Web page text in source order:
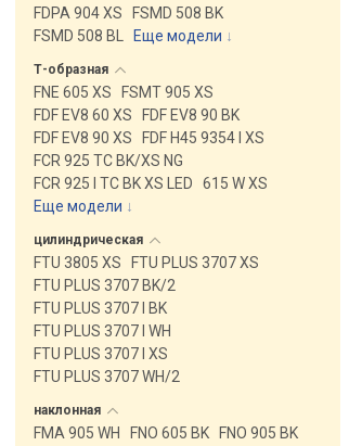
Falmec Light 120/500 Isola
от 93 900 грн.
модерн (необычный дизайн),
поток: 500 м³/ч, ширина
123.1 см
сравнить
от 92 900 грн.
поток: 500 м³/ч,
FDPA 904 XS
FSMD 508 BK
FSMD 508 BL
Еще модели ↓
Т-образная
FNE 605 XS
FSMT 905 XS
FDF EV8 60 XS
FDF EV8 90 BK
FDF EV8 90 XS
FDF H45 9354 I XS
FCR 925 TC BK/XS NG
FCR 925 I TC BK XS LED
615 W XS
Еще модели ↓
цилиндрическая
FTU 3805 XS
FTU PLUS 3707 XS
FTU PLUS 3707 BK/2
FTU PLUS 3707 I BK
FTU PLUS 3707 I WH
FTU PLUS 3707 I XS
FTU PLUS 3707 WH/2
наклонная
FMA 905 WH FNO 605 BK
FNO 905 BK